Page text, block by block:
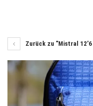
Zurück zu "Mistral